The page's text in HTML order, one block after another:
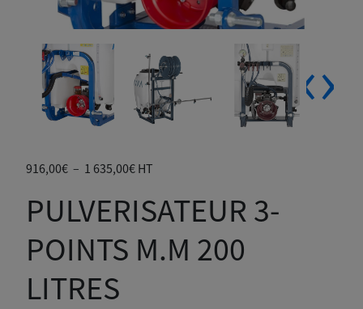
‹›
916,00€ – 1 635,00€Plage
prix :
916,00€
à
1
HT
PULVERISATEUR 3-
POINTS M.M 200
LITRES